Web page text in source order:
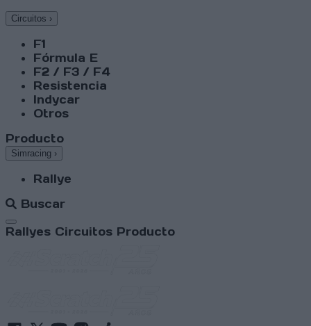
Circuitos ›
F1
Fórmula E
F2 / F3 / F4
Resistencia
Indycar
Otros
Producto
Simracing ›
Rallye
Buscar
Abrir menú
Rallyes Circuitos Producto